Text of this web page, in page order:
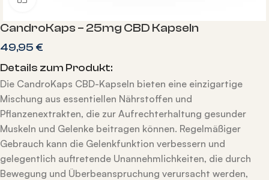
CandroKaps – 25mg CBD Kapseln
49,95 €
Details zum Produkt:
Die CandroKaps CBD-Kapseln bieten eine einzigartige
Mischung aus essentiellen Nährstoffen und
Pflanzenextrakten, die zur Aufrechterhaltung gesunder
Muskeln und Gelenke beitragen können. Regelmäßiger
Gebrauch kann die Gelenkfunktion verbessern und
gelegentlich auftretende Unannehmlichkeiten, die durch
Bewegung und Überbeanspruchung verursacht werden,